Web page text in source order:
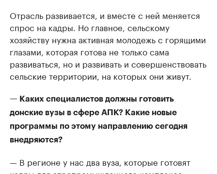
Отрасль развивается, и вместе с ней меняется
спрос на кадры. Но главное, сельскому
хозяйству нужна активная молодежь с горящими
глазами, которая готова не только сама
развиваться, но и развивать и совершенствовать
сельские территории, на которых они живут.
— Каких специалистов должны готовить
донские вузы в сфере АПК? Какие новые
программы по этому направлению сегодня
внедряются?
— В регионе у нас два вуза, которые готовят